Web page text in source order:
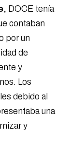
DOCE tenía
contaban
por un
de
y
Los
debido al
una
y